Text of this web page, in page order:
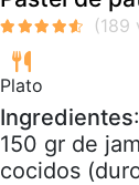
Plato
Ingredientes
150 gr de
cocidos